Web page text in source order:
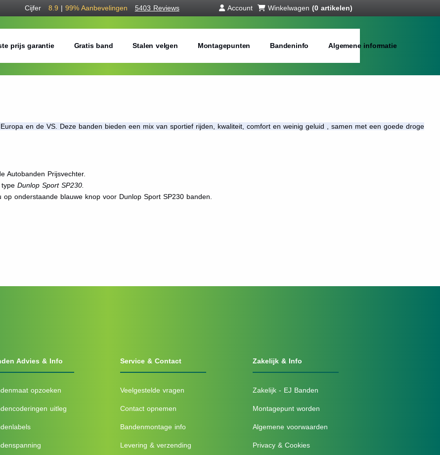
Cijfer 8.9 | 99% Aanbevelingen 5403 Reviews Account Winkelwagen (0 artikelen)
prijs garantie Gratis band Stalen velgen Montagepunten Bandeninfo Algemene informatie
en de VS. Deze banden bieden een mix van sportief rijden, kwaliteit, comfort en weinig geluid , samen met een goede droge
Autobanden Prijsvechter.
typeDunlop Sport SP230.
onderstaande blauwe knop voor Dunlop Sport SP230 banden.
Advies & Info
opzoeken
uitleg
Service & Contact
Veelgestelde vragen
Contact opnemen
Bandenmontage info
Levering & verzending
Zakelijk & Info
Zakelijk - EJ Banden
Montagepunt worden
Algemene voorwaarden
Privacy & Cookies